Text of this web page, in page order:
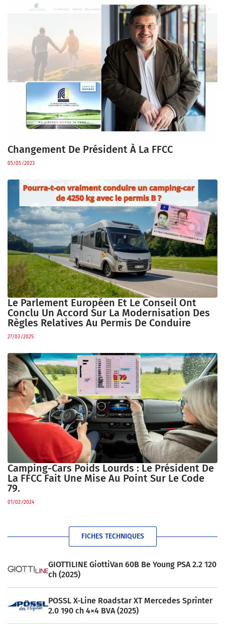
Changement De Président À La FFCC
05/05/2023
Le Parlement Européen Et Le Conseil Ont
Conclu Un Accord Sur La Modernisation Des
Règles Relatives Au Permis De Conduire
27/03/2025
Camping-Cars Poids Lourds : Le Président De
La FFCC Fait Une Mise Au Point Sur Le Code
79.
01/02/2024
FICHES TECHNIQUES
GIOTTILINE GiottiVan 60B Be Young PSA 2.2 120
ch (2025)
POSSL X-Line Roadstar XT Mercedes Sprinter
2.0 190 ch 4×4 BVA (2025)